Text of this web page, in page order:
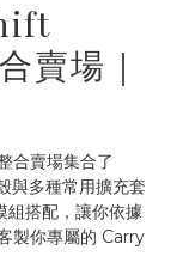
買前可與小編確
賣場｜
賣場集合了
多種常用擴充套
搭配，讓你依據
製你專屬的 Carry